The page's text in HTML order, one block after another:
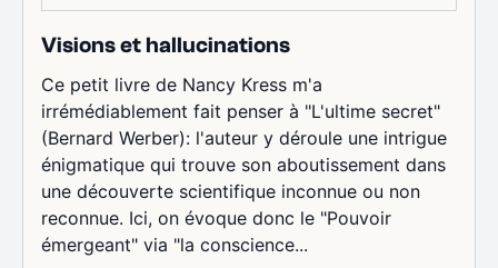
Visions et hallucinations
Ce petit livre de Nancy Kress m'a
irrémédiablement fait penser à "L'ultime secret"
(Bernard Werber): l'auteur y déroule une intrigue
énigmatique qui trouve son aboutissement dans
une découverte scientifique inconnue ou non
reconnue. Ici, on évoque donc le "Pouvoir
émergeant" via "la conscience...